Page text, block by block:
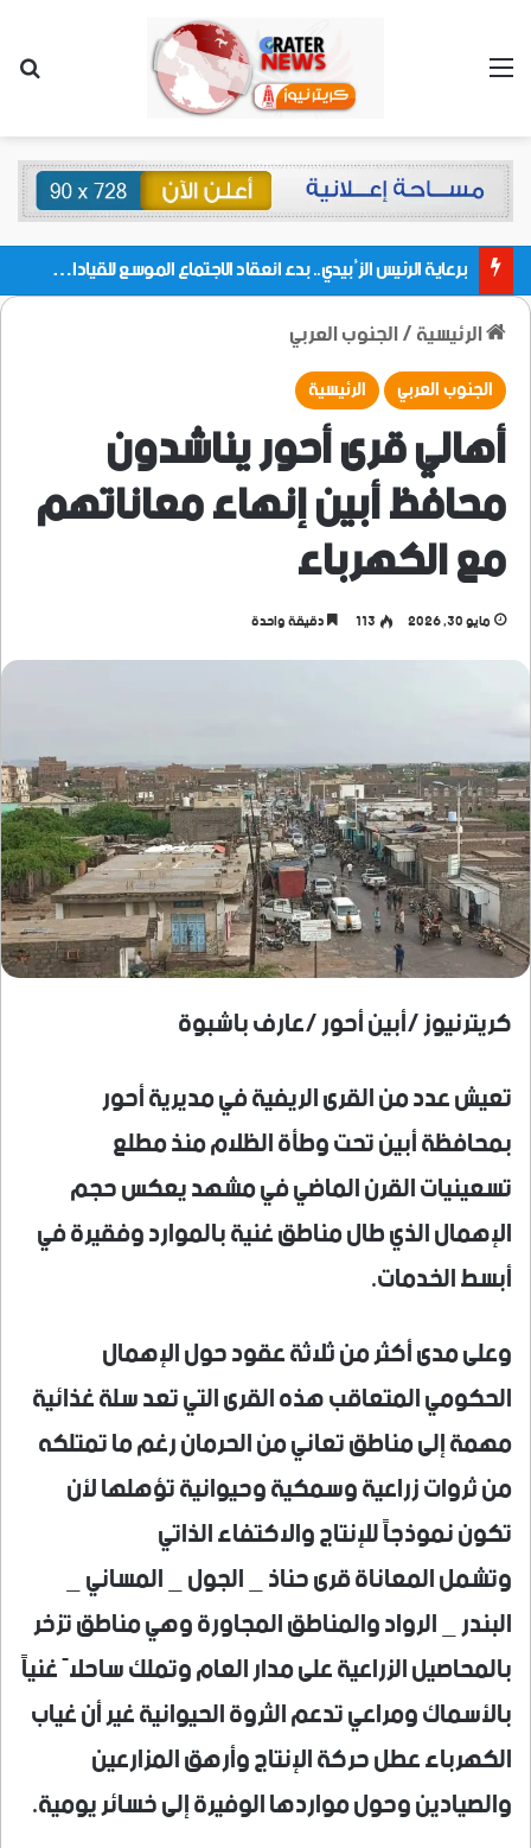
القائمة
برعاية الرئيس الزُبيدي.. بدء انعقاد الاجتماع الموسع للقيادات المحلية بالعاصمة ولمديريات وكتل مجلس العموم ومنسقيات الجامعة بالعاصمة عدن
الرئيسية/الجنوب العربي
الجنوب العربي الرئيسية
أهالي قرى أحور يناشدون
محافظ أبين إنهاء معاناتهم
مع الكهرباء
مايو 30, 2026 113 دقيقة واحدة
كريترنيوز /أبين أحور /عارف باشبوة
تعيش عدد من القرى الريفية في مديرية أحور
بمحافظة أبين تحت وطأة الظلام منذ مطلع
تسعينيات القرن الماضي في مشهد يعكس حجم
الإهمال الذي طال مناطق غنية بالموارد وفقيرة في
أبسط الخدمات.
وعلى مدى أكثر من ثلاثة عقود حول الإهمال
الحكومي المتعاقب هذه القرى التي تعد سلة غذائية
مهمة إلى مناطق تعاني من الحرمان رغم ما تمتلكه
من ثروات زراعية وسمكية وحيوانية تؤهلها لأن
تكون نموذجاً للإنتاج والاكتفاء الذاتي
وتشمل المعاناة قرى حناذ _ الجول _ المساني _
البندر _ الرواد والمناطق المجاورة وهي مناطق تزخر
بالمحاصيل الزراعية على مدار العام وتملك ساحلاً غنياً
بالأسماك ومراعي تدعم الثروة الحيوانية غير أن غياب
الكهرباء عطل حركة الإنتاج وأرهق المزارعين
والصيادين وحول مواردها الوفيرة إلى خسائر يومية.